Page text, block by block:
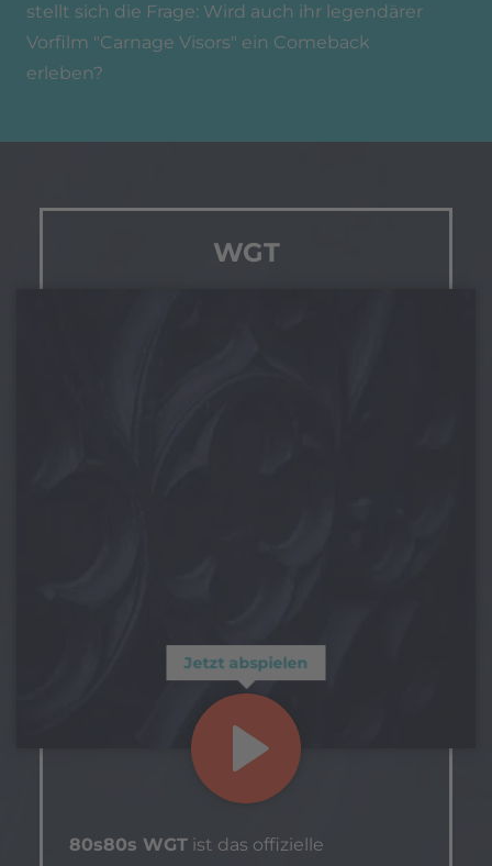
stellt sich die Frage: Wird auch ihr legendärer
Vorfilm "Carnage Visors" ein Comeback
erleben?
WGT
Jetzt abspielen
80s80s WGT ist das offizielle